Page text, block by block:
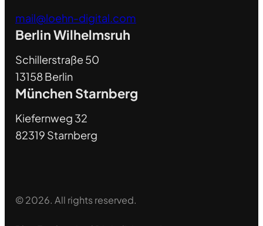
mail@loehn-digital.com
Berlin Wilhelmsruh
Schillerstraße 50
13158 Berlin
München Starnberg
Kiefernweg 32
82319 Starnberg
© 2026. All rights reserved.